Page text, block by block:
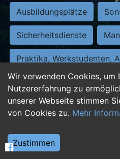
Wir verwenden Cookies, um
Nutzererfahrung zu
unserer Webseite stimmen
von Cookies zu. Mehr
Zustimmen
Ausbildungsplätze
Sicherheitsdienste
Praktika, Werkstudenten,
Personalwesen
Hilfskräfte, Aushilfs- und
Weiterbildung, Studium,